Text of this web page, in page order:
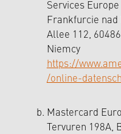
Services
Frankfurcie
Allee 112,
Niemcy
https://
/online-
Mastercard
Tervuren